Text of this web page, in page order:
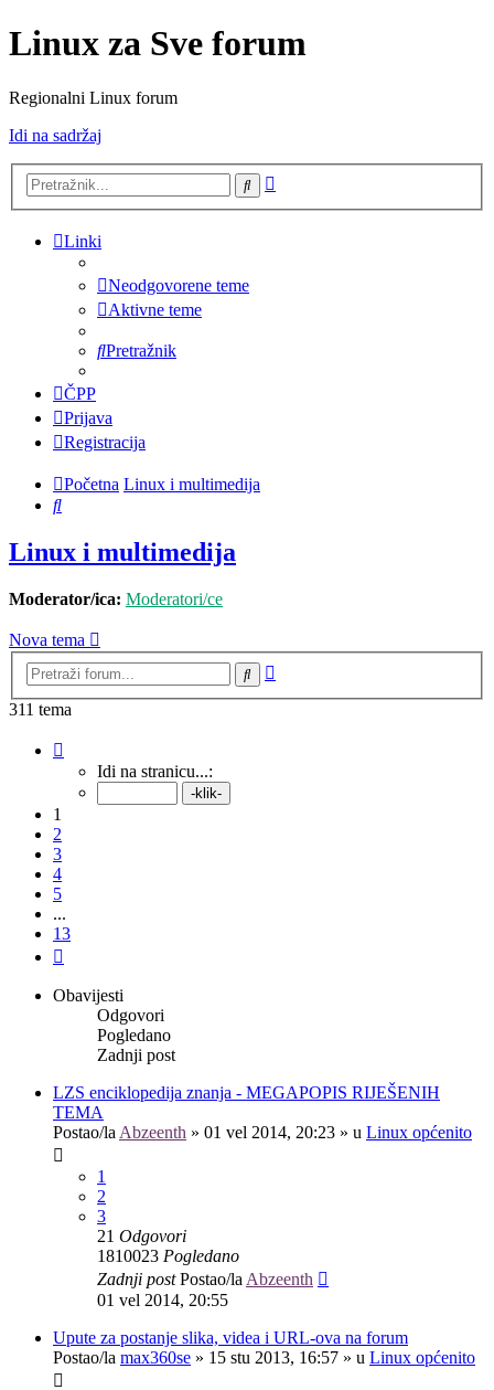
Linux za Sve forum
Regionalni Linux forum
Idi na sadržaj
Pretražnik
Linki
Neodgovorene teme
Aktivne teme
Pretražnik
ČPP
Prijava
Registracija
Početna Linux i multimedija
Pretražnik
Linux i multimedija
Moderator/ica: Moderatori/ce
Nova tema
Pretražnik
311 tema
13 .Idi na stranicu...:
1
2
3
4
5
...
13
Obavijesti
Odgovori
Pogledano
Zadnji post
LZS enciklopedija znanja - MEGAPOPIS RIJEŠENIH
TEMA
Postao/la Abzeenth » 01 vel 2014, 20:23 » u Linux općenito
1
2
3
21 Odgovori
1810023 Pogledano
Zadnji postPostao/la Abzeenth
01 vel 2014, 20:55
Upute za postanje slika, videa i URL-ova na forum
Postao/la max360se » 15 stu 2013, 16:57 » u Linux općenito